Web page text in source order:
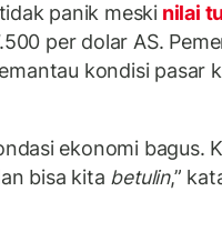
panik meskinilai
per dolar AS.
kondisi pasar
ekonomi bagus.
bisa kita betulin,”